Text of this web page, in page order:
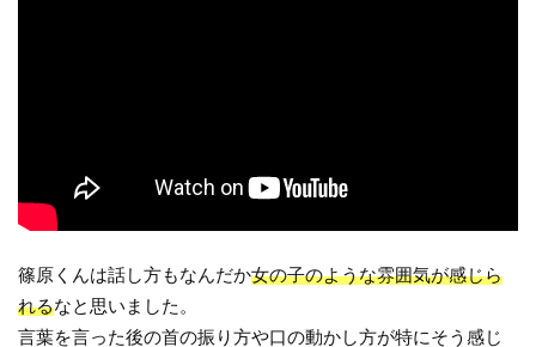
篠原くんは話し方もなんだか女の子のような雰囲気が感じら
れるなと思いました。
言葉を言った後の首の振り方や口の動かし方が特にそう感じ